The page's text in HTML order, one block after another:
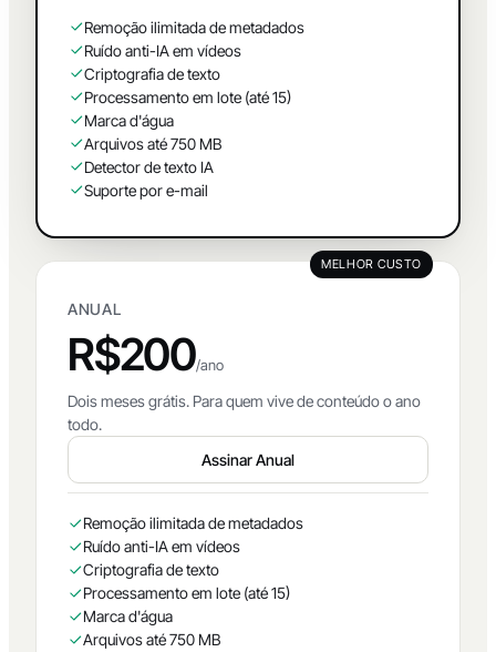
Remoção ilimitada de metadados
Ruído anti-IA em vídeos
Criptografia de texto
Processamento em lote (até 15)
Marca d'água
Arquivos até 750 MB
Detector de texto IA
Suporte por e-mail
MELHOR CUSTO
ANUAL
R$200/ano
Dois meses grátis. Para quem vive de conteúdo o ano
todo.
Assinar Anual
Remoção ilimitada de metadados
Ruído anti-IA em vídeos
Criptografia de texto
Processamento em lote (até 15)
Marca d'água
Arquivos até 750 MB